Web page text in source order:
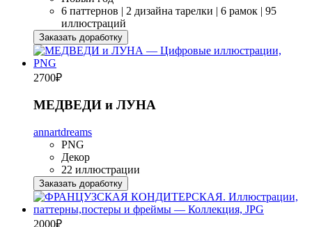
6 паттернов | 2 дизайна тарелки | 6 рамок | 95
иллюстраций
Заказать доработку
2700₽
МЕДВЕДИ и ЛУНА
annartdreams
PNG
Декор
22 иллюстрации
Заказать доработку
2000₽